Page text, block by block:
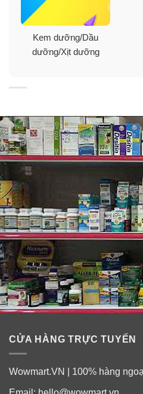
4***, Dimethiconol, Laureth-4,
7, Disodium EDTA,
Alkyl Acrylate Crosspolymer,
Polymethylsilsesquioxane,
Hình ảnh chỉ mang tính chất
Kem dưỡng/Dầu
dưỡng/Xịt dưỡng
CỬA HÀNG TRỰC TUYẾN
Wowmart.VN | 100% hàng